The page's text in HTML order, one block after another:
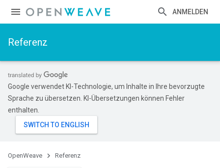
ANMELDEN
Referenz
Google verwendet KI-Technologie, um Inhalte in Ihre bevorzugte
Sprache zu übersetzen. KI-Übersetzungen können Fehler
enthalten.
OpenWeave Referenz